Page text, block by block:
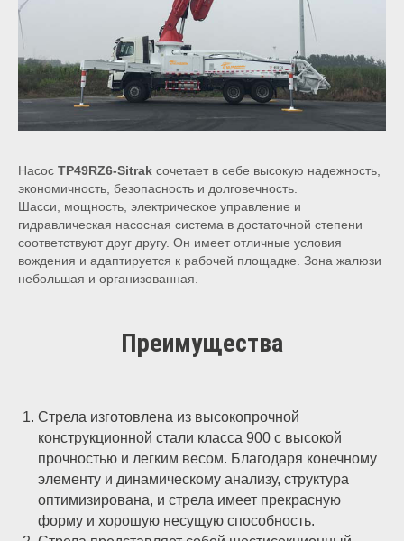
Насос TP49RZ6-Sitrak сочетает в себе высокую надежность,
экономичность, безопасность и долговечность.
Шасси, мощность, электрическое управление и
гидравлическая насосная система в достаточной степени
соответствуют друг другу. Он имеет отличные условия
вождения и адаптируется к рабочей площадке. Зона жалюзи
небольшая и организованная.
Преимущества
Стрела изготовлена из высокопрочной
конструкционной стали класса 900 с высокой
прочностью и легким весом. Благодаря конечному
элементу и динамическому анализу, структура
оптимизирована, и стрела имеет прекрасную
форму и хорошую несущую способность.